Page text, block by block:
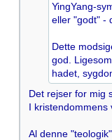
YingYang-
eller "godt" -
Dette
god.
hadet,
Det rejser for mig
I kristendommens
Al denne